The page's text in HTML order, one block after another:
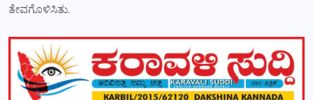
ತೇವಗೊಳಿಸಿತು.